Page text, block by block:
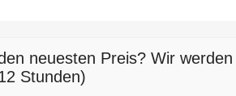
neuesten Preis? Wir
Stunden)